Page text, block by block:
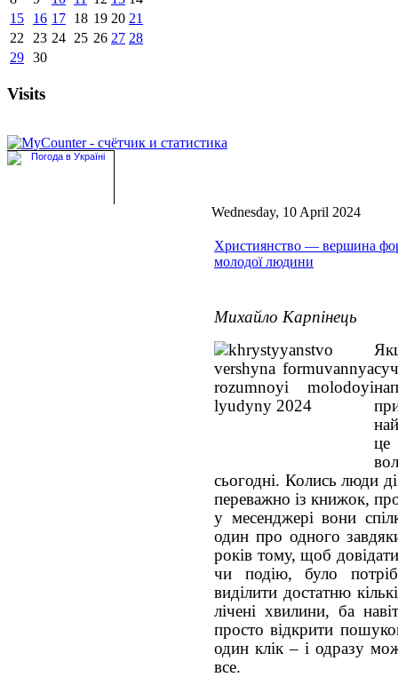
15
16 17 18 19 20 21
22
23 24 25 26 27 28
29 30
Visits
Wednesday, 10 April 2024
Християнство — вершина
молодої людини
Михайло Карпінець
сьогодні. Колись люди
переважно із книжок, про
у месенджері вони
один про одного
років тому, щоб
чи подію, було
виділити достатню
лічені хвилини, ба
просто відкрити
один клік – і одразу
все.